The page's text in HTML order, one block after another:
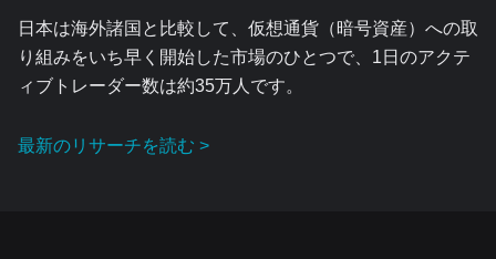
日本は海外諸国と比較して、仮想通貨（暗号資産）への取
り組みをいち早く開始した市場のひとつで、1日のアクテ
ィブトレーダー数は約35万人です。
最新のリサーチを読む >